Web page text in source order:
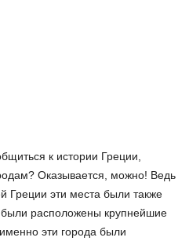
к истории Греции,
Оказывается, можно! Ведь
Греции эти места были также
были расположены крупнейшие
эти города были